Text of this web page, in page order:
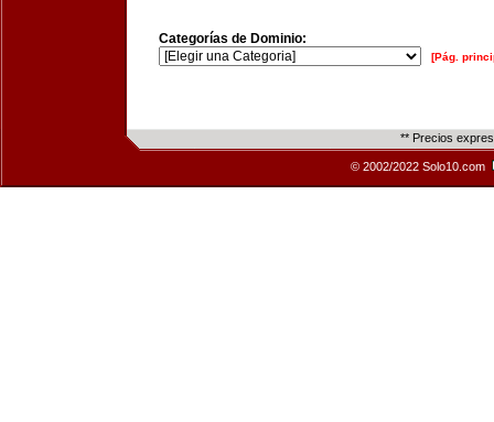
Categorías de Dominio:
[Pág.
** Precios
© 2002/2022 Solo10.com